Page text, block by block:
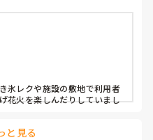
氷レクや施設の敷地で利用者
花火を楽しんだりしていまし
なりますね！
と見る